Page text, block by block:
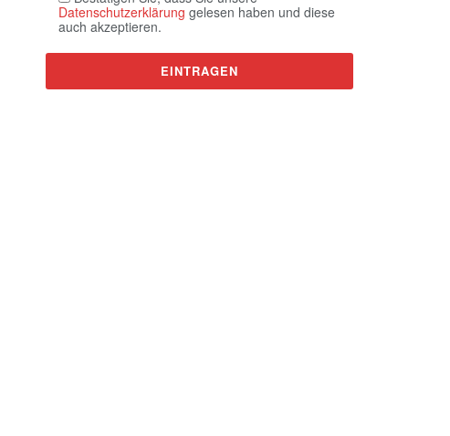
Datenschutzerklärung gelesen haben und diese
auch akzeptieren.